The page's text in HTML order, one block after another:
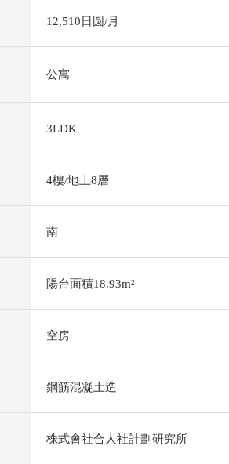
12,510日圆/月
公寓
3LDK
4樓/地上8層
南
陽台面積18.93m²
空房
鋼筋混凝土造
株式會社合人社計劃研究所